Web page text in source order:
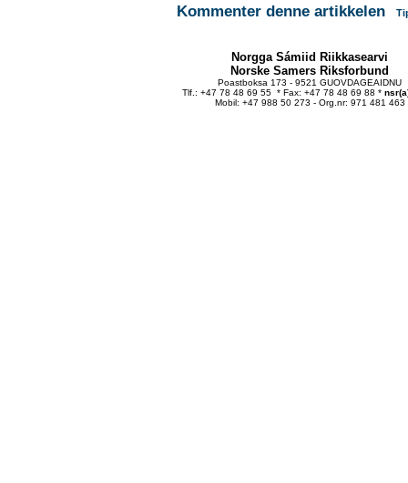
Kommenter denne artikkelen
Norgga Sámiid Riikkasearvi
Norske Samers Riksforbund
Poastboksa 173 - 9521 GUOVDAGEAIDNU
Tlf.: +47 78 48 69 55 * Fax: +47 78 48 69 88 *
Mobil: +47 988 50 273 - Org.nr: 971 481 463